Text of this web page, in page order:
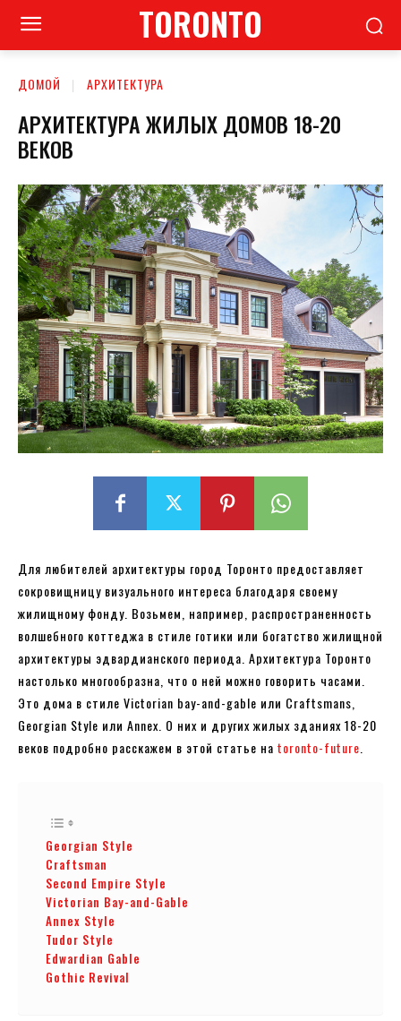
TORONTO
ДОМОЙ АРХИТЕКТУРА
АРХИТЕКТУРА ЖИЛЫХ ДОМОВ 18-20
ВЕКОВ
Для любителей архитектуры город Торонто предоставляет
сокровищницу визуального интереса благодаря своему
жилищному фонду. Возьмем, например, распространенность
волшебного коттеджа в стиле готики или богатство жилищной
архитектуры эдвардианского периода. Архитектура Торонто
настолько многообразна, что о ней можно говорить часами.
Это дома в стиле Victorian bay-and-gable или Craftsmans,
Georgian Style или Annex. О них и других жилых зданиях 18-20
веков подробно расскажем в этой статье на toronto-future
Georgian Style
Craftsman
Second Empire Style
Victorian Bay-and-Gable
Annex Style
Tudor Style
Edwardian Gable
Gothic Revival